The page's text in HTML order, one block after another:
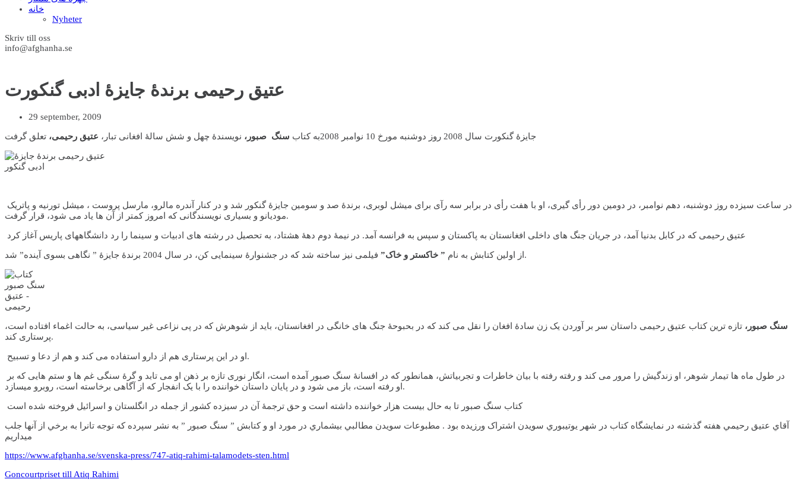
خانه
Nyheter
Skriv till oss
info@afghanha.se
عتیق رحیمی برندۀ جایزۀ ادبی گنکورت
29 september, 2009
جایزۀ گنکورت سال 2008 روز دوشنبه مورخ 10 نوامبر 2008به کتاب سنگ صبور، نویسندۀ چهل و شش سالۀ افغانی تبار، عتیق رحیمی، تعلق گرفت
مودیانو و بسیاری نویسندگانی که امروز کمتر از آن ها یاد می شود، قرار گرفت.
عتیق رحیمی که در کابل بدنیا آمد، در جریان جنگ های داخلی افغانستان به پاکستان و سپس به فرانسه آمد. در نیمۀ دوم دهۀ هشتاد، به تحصیل در رشته های ادبیات و سینما را رد دانشگاههای پاریس آغاز کرد
از اولین کتابش به نام ” خاکستر و خاک” فیلمی نیز ساخته شد که در جشنوارۀ سینمایی کن، در سال 2004 برندۀ جایزۀ ” نگاهی بسوی آینده” شد.
سنگ صبور، تازه ترین کتاب عتیق رحیمی داستان سر بر آوردن یک زن سادۀ افغان را نقل می کند که در بحبوحۀ جنگ های خانگی در افغانستان، باید از شوهرش که در پی نزاعی غیر سیاسی، به حالت اغماء افتاده است،
پرستاری کند.
او در این پرستاری هم از دارو استفاده می کند و هم از دعا و تسبیح.
او رفته است، باز می شود و در پایان داستان خواننده را با یک انفجار که از آگاهی برخاسته است، روبرو میسازد.
کتاب سنگ صبور تا به حال بیست هزار خواننده داشته است و حق ترجمۀ آن در سیزده کشور از جمله در انگلستان و اسرائیل فروخته شده است
آقاي عتيق رحيمي هفته گذشته در نمايشگاه کتاب در شهر يوتيبوري سويدن اشتراک ورزيده بود . مطبوعات سويدن مطالبي بيشماري در مورد او و کتابش ” سنگ صبور ” به نشر سپرده که توجه تانرا به برخي از آنها جلب
ميداريم
https://www.afghanha.se/svenska-press/747-atiq-rahimi-talamodets-sten.html
Goncourtpriset till Atiq Rahimi